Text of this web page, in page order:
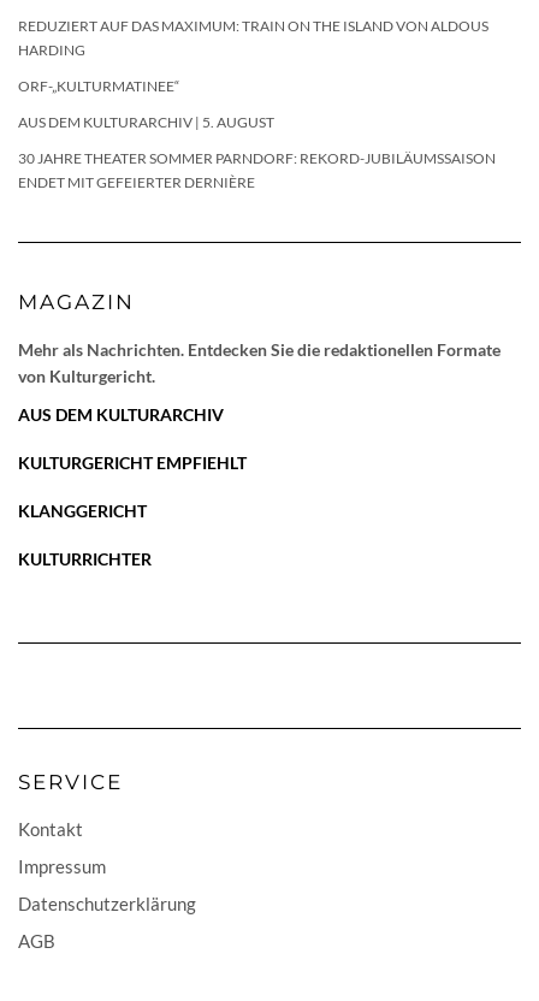
REDUZIERT AUF DAS MAXIMUM: TRAIN ON THE ISLAND VON ALDOUS
HARDING
ORF-„KULTURMATINEE“
AUS DEM KULTURARCHIV | 5. AUGUST
30 JAHRE THEATER SOMMER PARNDORF: REKORD-JUBILÄUMSSAISON
ENDET MIT GEFEIERTER DERNIÈRE
MAGAZIN
Mehr als Nachrichten. Entdecken Sie die redaktionellen Formate
von Kulturgericht.
AUS DEM KULTURARCHIV
KULTURGERICHT EMPFIEHLT
KLANGGERICHT
KULTURRICHTER
SERVICE
Kontakt
Impressum
Datenschutzerklärung
AGB